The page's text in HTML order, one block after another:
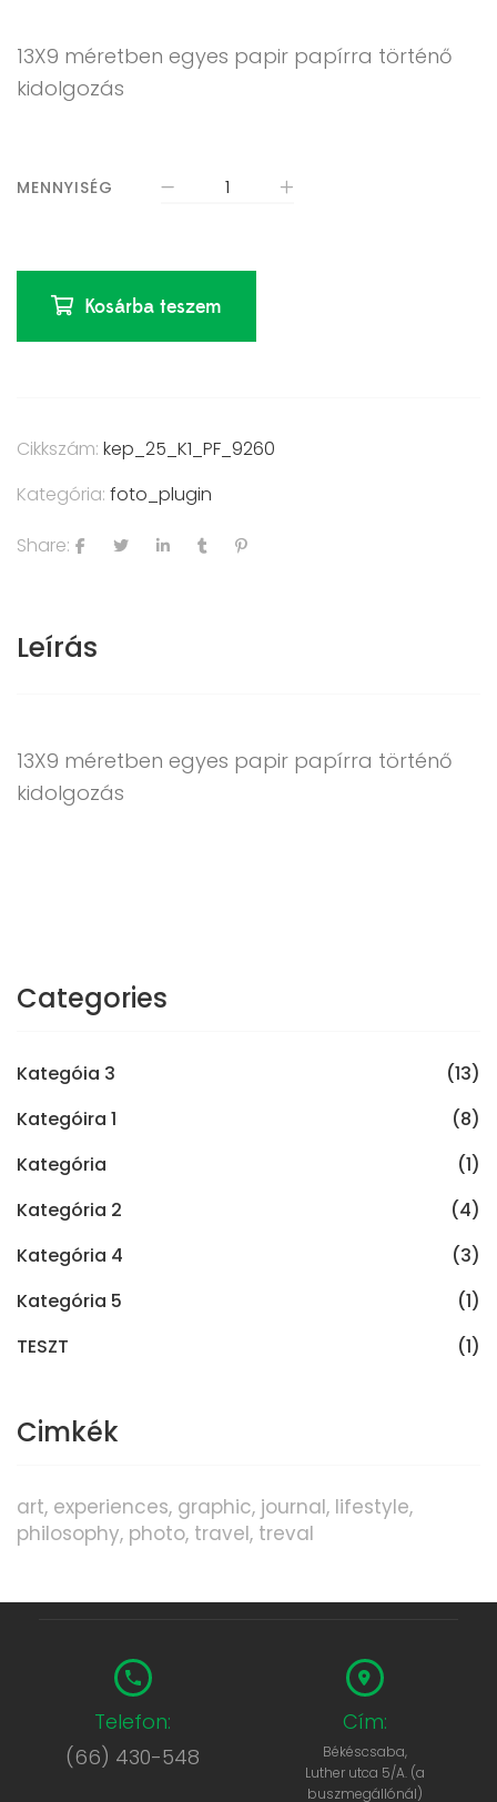
13X9 méretben egyes papir papírra történő
kidolgozás
MENNYISÉG
Kosárba teszem
Cikkszám: kep_25_K1_PF_9260
Kategória: foto_plugin
Share:
Leírás
13X9 méretben egyes papir papírra történő
kidolgozás
Categories
Kategóia 3
(13)
Kategóira 1
(8)
Kategória
(1)
Kategória 2
(4)
Kategória 4
(3)
Kategória 5
(1)
TESZT
(1)
Cimkék
art experiences graphic journal lifestyle
philosophy photo travel treval
Telefon:
(66) 430-548
Cím:
Békéscsaba,
Luther utca 5/A. (a
buszmegállónál)